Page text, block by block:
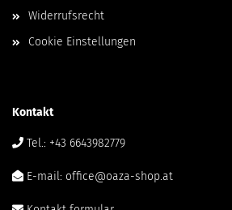
Widerrufsrecht
Cookie Einstellungen
Kontakt
Tel.: +43 6643982779
E-mail: office@oaza-shop.at